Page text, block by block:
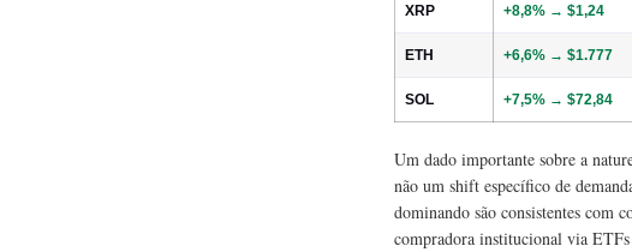
XRP +8,8% → $1,24
ETH +6,6% → $1.777
SOL +7,5% → $72,84
Um dado importante sobre a
não um shift específico de
dominando são consistentes com
compradora institucional via